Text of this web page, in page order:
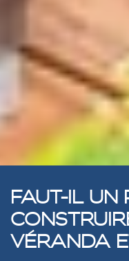
FAUT-IL UN
VÉRANDA